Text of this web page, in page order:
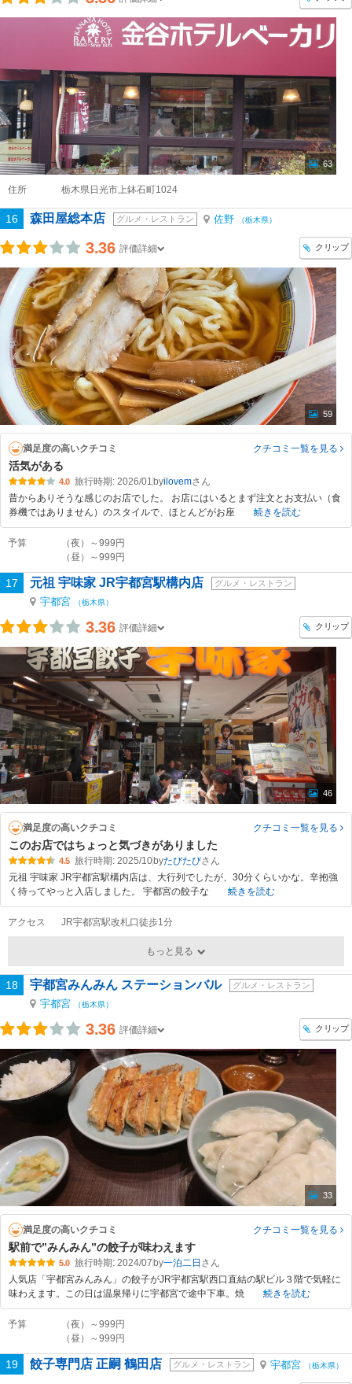
63
住所 栃木県日光市上鉢石町1024
16 森田屋総本店 グルメ・レストラン 佐野 （栃木県）
3.36 評価詳細 クリップ
59
満足度の高いクチコミ クチコミ一覧を見る
活気がある
4.0 旅行時期: 2026/01 byilovem
昔からありそうな感じのお店でした。 お店にはいるとまず注文とお支払い（食
券機ではありません）のスタイルで、ほとんどがお座
続きを読む
予算
（夜）～999円
（昼）～999円
17 元祖 宇味家 JR宇都宮駅構内店 グルメ・レストラン
宇都宮 （栃木県）
3.36 評価詳細 クリップ
46
満足度の高いクチコミ クチコミ一覧を見る
このお店ではちょっと気づきがありました
4.5 旅行時期: 2025/10byたびたび
元祖 宇味家 JR宇都宮駅構内店は、大行列でしたが、30分くらいかな。辛抱強
く待ってやっと入店しました。 宇都宮の餃子な
続きを読む
アクセス JR宇都宮駅改札口徒歩1分
もっと見る
18 宇都宮みんみん ステーションバル グルメ・レストラン
宇都宮 （栃木県）
3.36 評価詳細 クリップ
33
満足度の高いクチコミ クチコミ一覧を見る
駅前で”みんみん”の餃子が味わえます
5.0 旅行時期: 2024/07 by一泊二日
人気店「宇都宮みんみん」の餃子がJR宇都宮駅西口直結の駅ビル３階で気軽に
味わえます。この日は温泉帰りに宇都宮で途中下車。焼
続きを読む
予算
（夜）～999円
（昼）～999円
19 餃子専門店 正嗣 鶴田店 グルメ・レストラン 宇都宮 （栃木県）